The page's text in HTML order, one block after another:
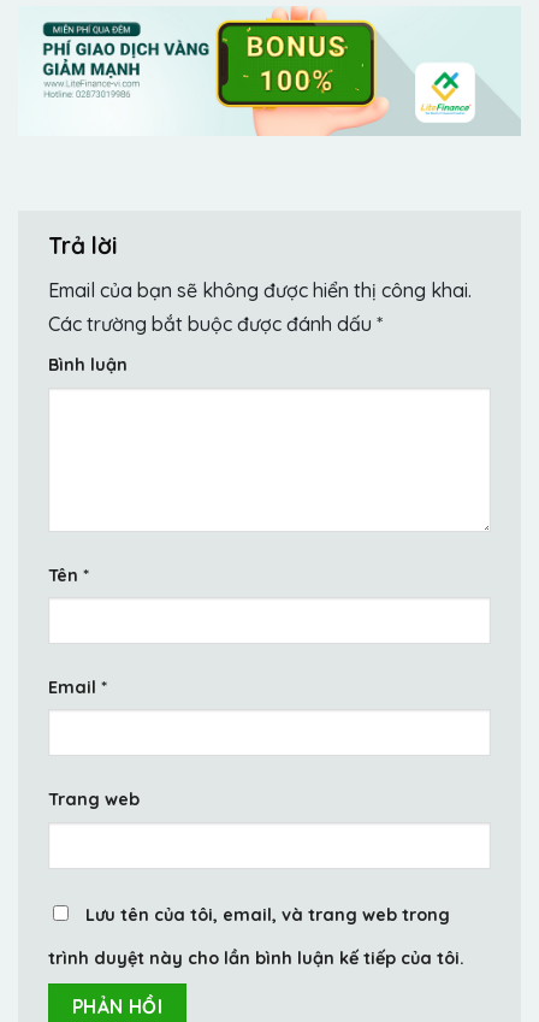
Trả lời
Email của bạn sẽ không được hiển thị công khai.
Các trường bắt buộc được đánh dấu *
Bình luận
Tên *
Email *
Trang web
Lưu tên của tôi, email, và trang web trong
trình duyệt này cho lần bình luận kế tiếp của tôi.